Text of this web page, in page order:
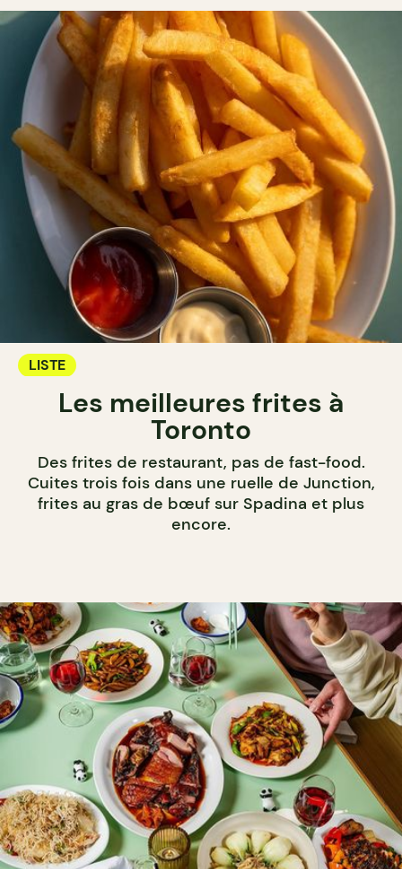
LISTE
Les meilleures frites à
Toronto
Des frites de restaurant, pas de fast-food.
Cuites trois fois dans une ruelle de Junction,
frites au gras de bœuf sur Spadina et plus
encore.